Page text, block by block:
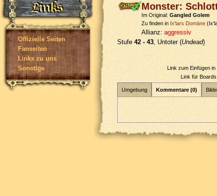
Offizielle Seiten
Fanseiten
Links zu uns
Sonstige
Monster:
Im Original: Gangled Golem
Zu finden in Ix'lars Domäne
Allianz: aggressiv
Stufe 42 - 43 , Untoter (Undead)
Link zum Einfügen
Link für
Umgebung Kommentare (0)